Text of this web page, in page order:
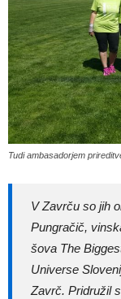
Tudi ambasadorjem
V Zavrču so jih
Pungračič,
šova The
Universe
Zavrč. Pridružil